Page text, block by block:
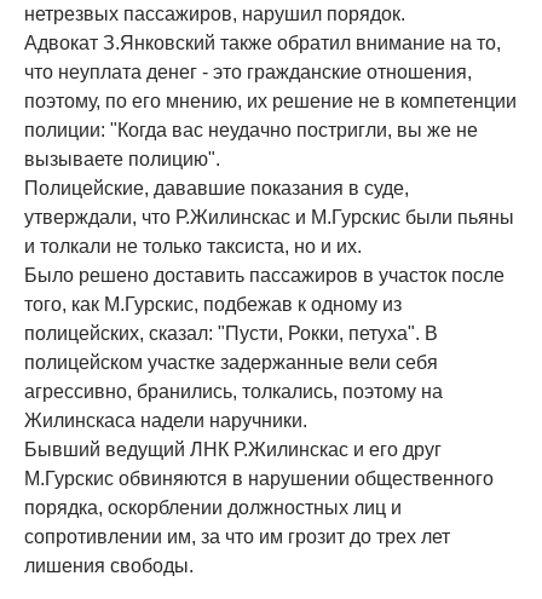
нетрезвых пассажиров, нарушил порядок.
Адвокат З.Янковский также обратил внимание на то,
что неуплата денег - это гражданские отношения,
поэтому, по его мнению, их решение не в компетенции
полиции: "Когда вас неудачно постригли, вы же не
вызываете полицию".
Полицейские, дававшие показания в суде,
утверждали, что Р.Жилинскас и М.Гурскис были пьяны
и толкали не только таксиста, но и их.
Было решено доставить пассажиров в участок после
того, как М.Гурскис, подбежав к одному из
полицейских, сказал: "Пусти, Рокки, петуха". В
полицейском участке задержанные вели себя
агрессивно, бранились, толкались, поэтому на
Жилинскаса надели наручники.
Бывший ведущий ЛНК Р.Жилинскас и его друг
М.Гурскис обвиняются в нарушении общественного
порядка, оскорблении должностных лиц и
сопротивлении им, за что им грозит до трех лет
лишения свободы.